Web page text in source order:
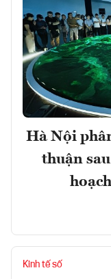
Hà Nội
thuận
Kinh tế số